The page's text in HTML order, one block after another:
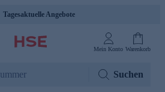
Tagesaktuelle Angebote
Mein Konto Warenkorb
Suchen